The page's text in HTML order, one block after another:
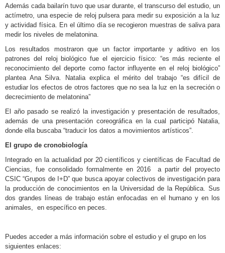
Además cada bailarín tuvo que usar durante, el transcurso del estudio, un
actímetro, una especie de reloj pulsera para medir su exposición a la luz
y actividad física. En el último día se recogieron muestras de saliva para
medir los niveles de melatonina.
Los resultados mostraron que un factor importante y aditivo en los
patrones del reloj biológico fue el ejercicio físico: “es más reciente el
reconocimiento del deporte como factor influyente en el reloj biológico”
plantea Ana Silva. Natalia explica el mérito del trabajo “es difícil de
estudiar los efectos de otros factores que no sea la luz en la secreción o
decrecimiento de melatonina”
El año pasado se realizó la investigación y presentación de resultados,
además de una presentación coreográfica en la cual participó Natalia,
donde ella buscaba “traducir los datos a movimientos artísticos”.
El grupo de cronobiología
Integrado en la actualidad por 20 científicos y científicas de Facultad de
Ciencias, fue consolidado formalmente en 2016 a partir del proyecto
CSIC “Grupos de I+D” que busca apoyar colectivos de investigación para
la producción de conocimientos en la Universidad de la República. Sus
dos grandes líneas de trabajo están enfocadas en el humano y en los
animales, en específico en peces.
Puedes acceder a más información sobre el estudio y el grupo en los
siguientes enlaces: